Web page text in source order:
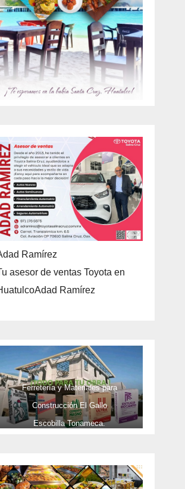
Ramírez
asesor de ventas Toyota en
Ramírez
Ferretería y Materiales para
Construcción El Gallo
Escobilla Tonameca.
ENTREGA A DOMICILIO